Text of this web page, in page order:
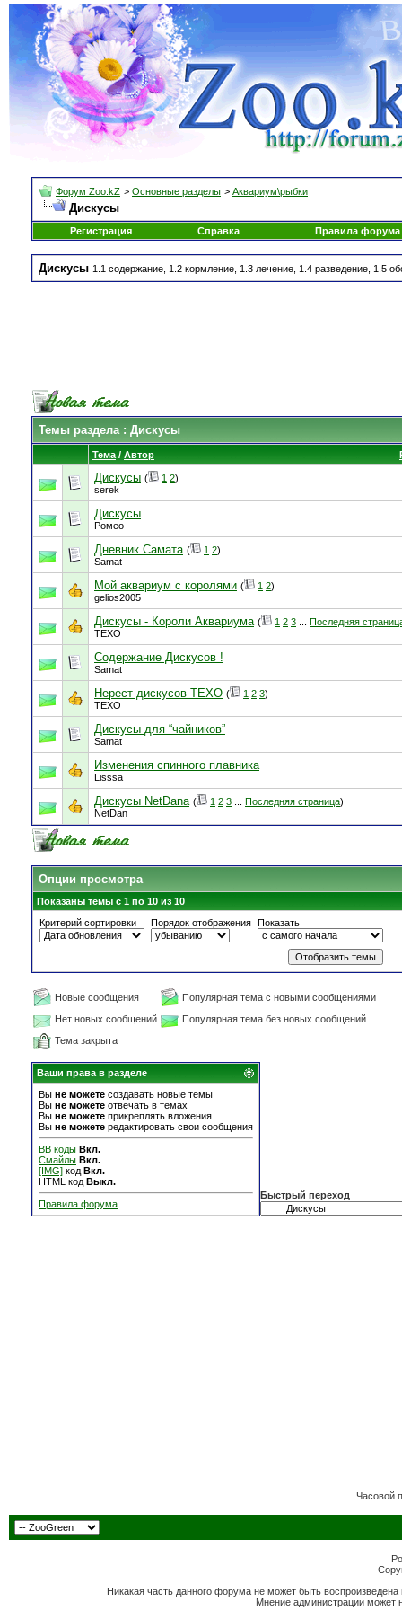
Форум Zoo.kZ > Основные разделы > Аквариум\рыбки
Дискусы
Регистрация Справка Правила форума
Дискусы 1.1 содержание, 1.2 кормление, 1.3 лечение, 1.4 разведение, 1.5
Темы раздела: Дискусы
Тема / Автор
Дискусы ( 1 2)
serek
Дискусы
Ромео
Дневник Самата ( 1 2)
Samat
Мой аквариум с королями ( 1 2)
gelios2005
Дискусы - Короли Аквариума ( 1 2 3
Последняя
TEXO
Содержание Дискусов !
Samat
Нерест дискусов TEXO ( 1 2 3)
TEXO
Дискусы для “чайников”
Samat
Изменения спинного плавника
Lisssa
Дискусы NetDanа ( 1 2 3 Последняя страница)
NetDan
Опции просмотра
Показаны темы с 1 по 10 из 10
Критерий сортировки
Порядок отображения Показать
Новые сообщения
Популярная тема с новыми сообщениями
Нет новых сообщений
Популярная тема без новых сообщений
Тема закрыта
Ваши права в разделе
Вы не можете создавать новые темы
Вы не можете отвечать в темах
Вы не можете прикреплять вложения
Вы не можете редактировать свои сообщения
BB коды Вкл.
Смайлы Вкл.
[IMG] код Вкл.
HTML код Выкл.
Правила форума
Быстрый переход
Часовой
Никакая часть данного форума не может быть
Мнение администрации может